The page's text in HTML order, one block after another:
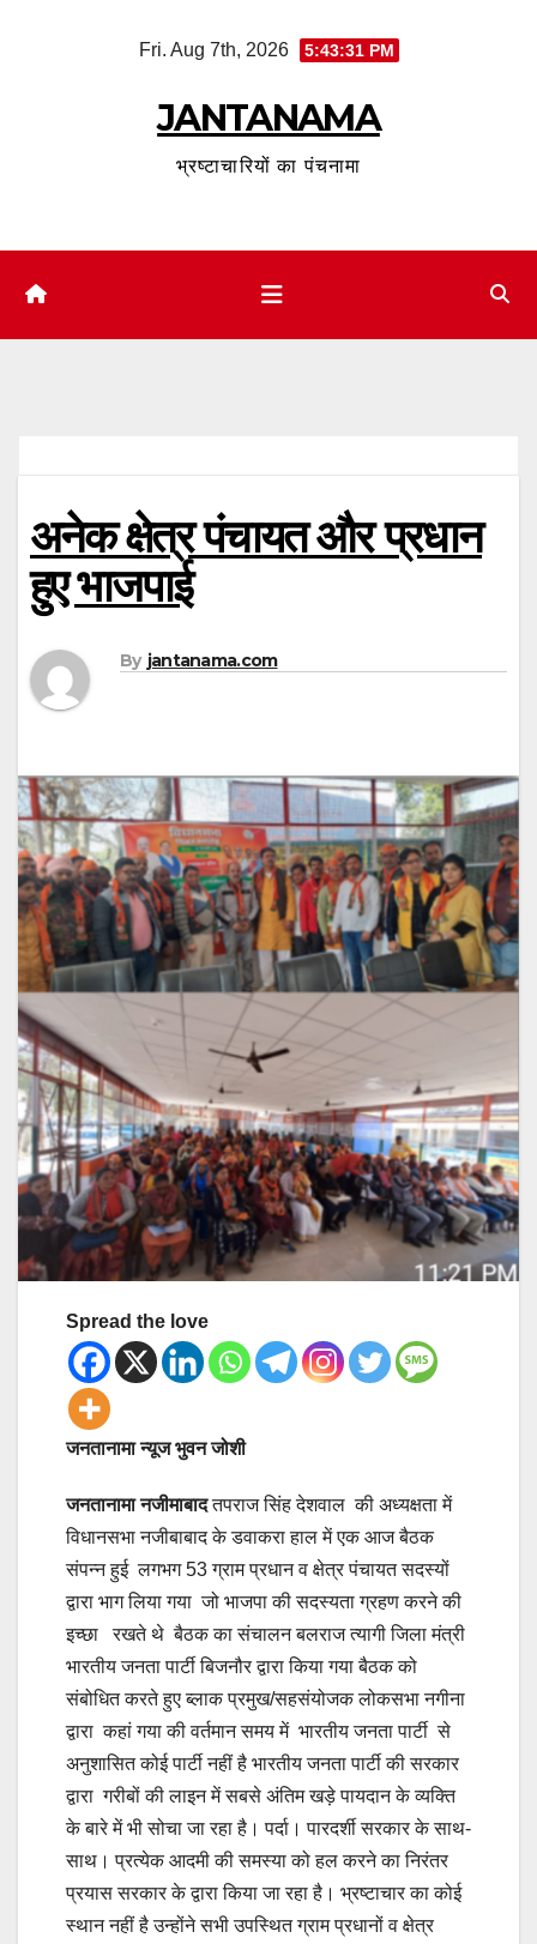
Fri. Aug 7th, 2026 5:43:32 PM
JANTANAMA
भ्रष्टाचारियों का पंचनामा
अनेक क्षेत्र पंचायत और प्रधान
हुए भाजपाई
By jantanama.com
Spread the love
जनतानामा न्यूज भुवन जोशी
जनतानामा नजीमाबादतपराज सिंह देशवाल की अध्यक्षता में
विधानसभा नजीबाबाद के डवाकरा हाल में एक आज बैठक
संपन्न हुई लगभग 53 ग्राम प्रधान व क्षेत्र पंचायत सदस्यों
द्वारा भाग लिया गया जो भाजपा की सदस्यता ग्रहण करने की
इच्छा रखते थे बैठक का संचालन बलराज त्यागी जिला मंत्री
भारतीय जनता पार्टी बिजनौर द्वारा किया गया बैठक को
संबोधित करते हुए ब्लाक प्रमुख/सहसंयोजक लोकसभा नगीना
द्वारा कहां गया की वर्तमान समय में भारतीय जनता पार्टी से
अनुशासित कोई पार्टी नहीं है भारतीय जनता पार्टी की सरकार
द्वारा गरीबों की लाइन में सबसे अंतिम खड़े पायदान के व्यक्ति
के बारे में भी सोचा जा रहा है। पर्दा। पारदर्शी सरकार के साथ-
साथ। प्रत्येक आदमी की समस्या को हल करने का निरंतर
प्रयास सरकार के द्वारा किया जा रहा है। भ्रष्टाचार का कोई
स्थान नहीं है उन्होंने सभी उपस्थित ग्राम प्रधानों व क्षेत्र